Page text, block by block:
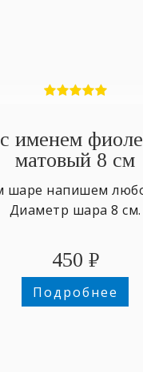
именем
матовый 8 см
шаре напишем
Диаметр шара 8 см.
450 ₽
Подробнее